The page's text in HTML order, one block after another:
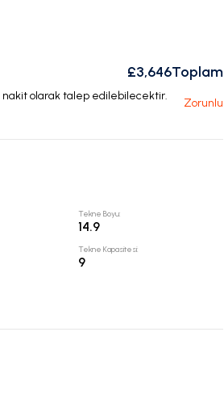
£3,646Toplam
olarak talep edilebilecektir.
Zorunlu
Tekne Boyu:
14.9
Tekne Kapasitesi:
9